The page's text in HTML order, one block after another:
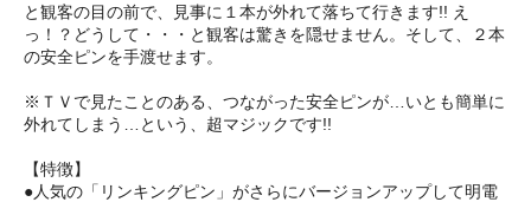
と観客の目の前で、見事に１本が外れて落ちて行きます!! え
っ！？どうして・・・と観客は驚きを隠せません。そして、２本
の安全ピンを手渡せます。
※ＴＶで見たことのある、つながった安全ピンが…いとも簡単に
外れてしまう…という、超マジックです!!
【特徴】
●人気の「リンキングピン」がさらにバージョンアップして明電